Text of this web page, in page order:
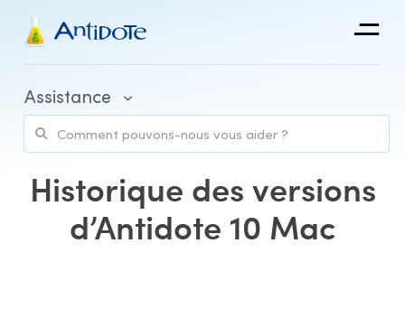
Antidote
Intégrations
Découvrir
Assistance
Historique des versions
d’Antidote 10 Mac